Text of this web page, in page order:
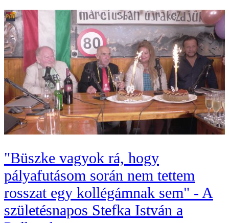
"Büszke vagyok rá, hogy
pályafutásom során nem tettem
rosszat egy kollégámnak sem" - A
születésnapos Stefka István a